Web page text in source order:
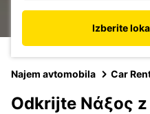
Izberite
Najem avtomobila Car
Odkrijte Νάξος